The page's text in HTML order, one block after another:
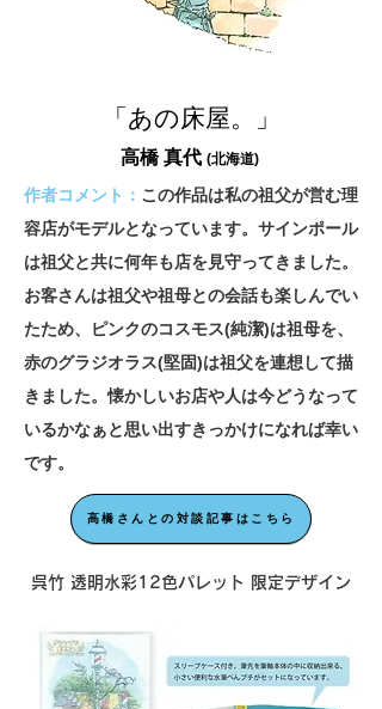
「あの床屋。」
高橋 真代 (北海道)
作者コメント： この作品は私の祖父が営む理
容店がモデルとなっています。サインポール
は祖父と共に何年も店を見守ってきました。
お客さんは祖父や祖母との会話も楽しんでい
たため、ピンクのコスモス(純潔)は祖母を、
赤のグラジオラス(堅固)は祖父を連想して描
きました。懐かしいお店や人は今どうなって
いるかなぁと思い出すきっかけになれば幸い
です。
高橋さんとの対談記事はこちら
​呉竹 透明水彩12色パレット 限定デザイン